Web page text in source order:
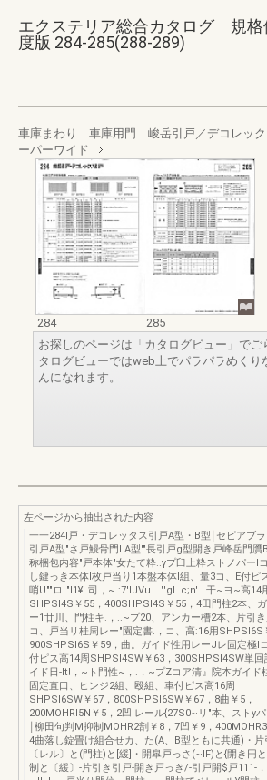
エクステリア総合カタログ 規格
度版 284-285(288-289)
車庫まわり 車庫用門 峻岳引戸／デコレック
ーパーワイド
284
285
お探しのページは「カタログビュー」でご
タログビューではweb上でパラパラめくり
んになれます。
左ページから抽出された内容
一一284l戸・デコレッタス引戸A型・B型￨セピアブ
引戸A型"さ戸鰻骨門I.A型'"長引戸g型開き戸峰岳門贋
称梱包内容"戸本体"女たて粋..γプ臼上粋ストノパーl
し鍵っき本体l枚戸当り1本盤本体l組、量3コ、E付ピ
哨U""ロL"I1¥L司，~.:7'IJVu...."'gl..c;n'...干~ヨ~高14
SHPSI4S￥55，400SHPSI4S￥55，4田門柱2本、
ー1廿川、門柱キ.，..~プ20、アンカー槽2本、片引
コ、戸当リ桂周レー"園定書.，コ、高:16用SHPSI6S
900SHPSI6S￥59，曲。ガイド性用レーJレ固定極l
付ピス高14周SHPSI4SW￥63，300SHPSI4SW単回
イド日-It!，~ト門性~，.，~プZコア清』院本ガイド
固定直口、ヒンジ2組、殴組、車付ピス高16周
SHPSI6SW￥67，800SHPSI6SW￥67，8曲￥5，
200MOHRI5N￥5，2凹Iレール{27S0~リ"本、ストy
￨柳田句判M抑制MOHR2剖￥8，7凹￥9，
4曲落し錠畳け組合せカ、た(A、B型ともに共通)・片
〔レル〕と(門柱)と[緩]・開皐戸っさ(~IF)と{開き円
制と〔緩〕-片引き引戸-開き戸っき/-引戸開$戸111-